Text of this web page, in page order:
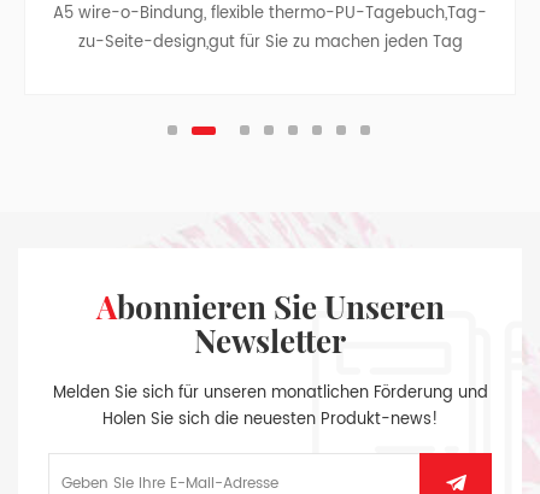
A5 wire-o-Bindung, flexible thermo-PU-Tagebuch,Tag-
zu-Seite-design,gut für Sie zu machen jeden Tag
Abonnieren Sie Unseren
Newsletter
Melden Sie sich für unseren monatlichen Förderung und
Holen Sie sich die neuesten Produkt-news!